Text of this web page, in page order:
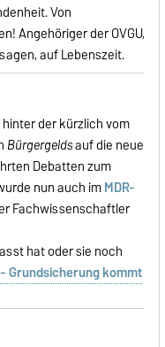
Von
Angehöriger der OVGU,
auf Lebenszeit.
der kürzlich vom
Bürgergeldsauf die neue
Debatten zum
nun auch imMDR-
Fachwissenschaftler
hat oder sie noch
Grundsicherung kommt